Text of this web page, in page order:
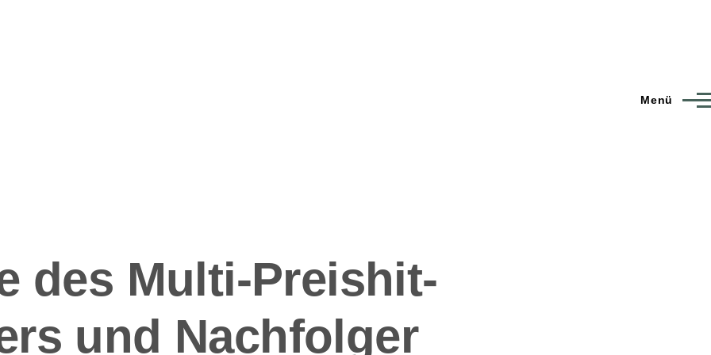
Menü
des Multi-Preishit-
und Nachfolger